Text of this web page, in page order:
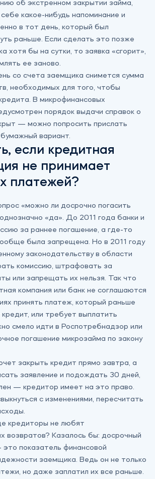
об экстренном закрытии займа,
какое-нибудь напоминание и
в тот день, который был
раньше. Если сделать это позже
хотя бы на сутки, то заявка «сгорит»,
ее заново.
со счета заемщика снимется сумма
необходимых для того, чтобы
В микрофинансовых
порядок выдачи справок о
— можно попросить прислать
вариант.
если кредитная
не принимает
платежей?
«можно ли досрочно погасить
«да». До 2011 года банки и
за раннее погашение, а где-то
была запрещена. Но в 2011 году
законодательству в области
комиссию, штрафовать за
или запрещать их нельзя. Так что
компания или банк не соглашаются
принять платеж, который раньше
или требует выплатить
смело идти в Роспотребнадзор или
погашение микрозайма по закону
закрыть кредит прямо завтра, а
заявление и подождать 30 дней,
— кредитор имеет на это право.
с изменениями, пересчитать
кредиторы не любят
возвратов? Казалось бы: досрочный
показатель финансовой
заемщика. Ведь он не только
но даже заплатил их все раньше.